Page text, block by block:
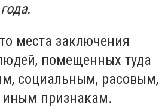
места заключения
помещенных туда
социальным, расовым,
признакам.